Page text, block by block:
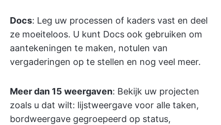
Docs: Leg uw processen of kaders vast en deel
ze moeiteloos. U kunt Docs ook gebruiken om
aantekeningen te maken, notulen van
vergaderingen op te stellen en nog veel meer.
Meer dan 15 weergaven: Bekijk uw projecten
zoals u dat wilt: lijstweergave voor alle taken,
bordweergave gegroepeerd op status,